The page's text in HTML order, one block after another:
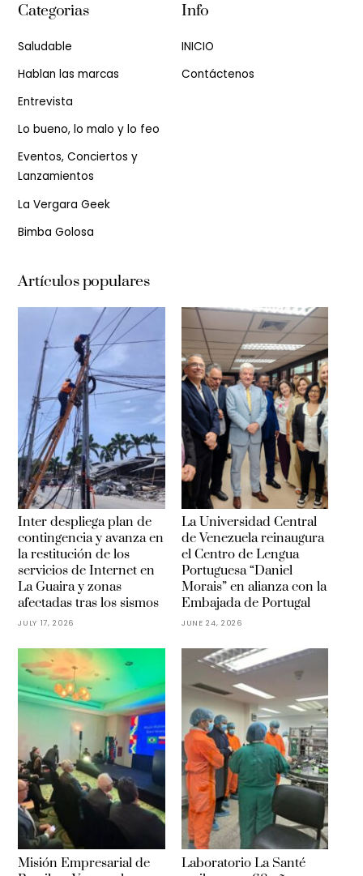
Categorias
Saludable
Hablan las marcas
Entrevista
Lo bueno, lo malo y lo feo
Eventos, Conciertos y
Lanzamientos
La Vergara Geek
Bimba Golosa
Info
INICIO
Contáctenos
Artículos populares
Inter despliega plan de
contingencia y avanza en
la restitución de los
servicios de Internet en
La Guaira y zonas
afectadas tras los sismos
JULY 17, 2026
La Universidad Central
de Venezuela reinaugura
el Centro de Lengua
Portuguesa “Daniel
Morais” en alianza con la
Embajada de Portugal
JUNE 24, 2026
Misión Empresarial de
Laboratorio La Santé